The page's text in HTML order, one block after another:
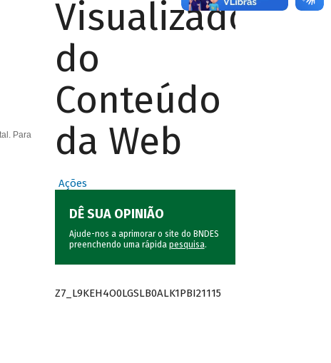
Para
Visualizador
do
Conteúdo
da Web
Ações
DÊ SUA OPINIÃO
Ajude-nos a aprimorar o site do BNDES
preenchendo uma rápida pesquisa.
Z7_L9KEH4O0LGSLB0ALK1PBI21115